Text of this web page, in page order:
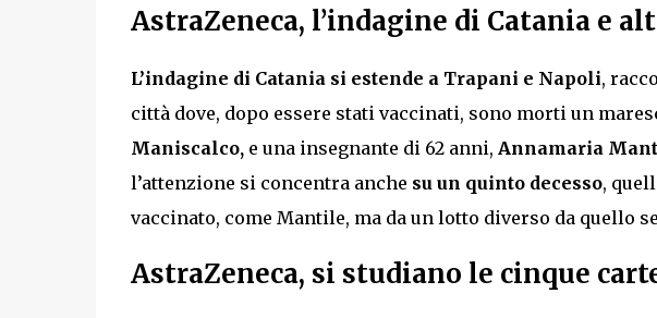
AstraZeneca, l’indagine di Catania e
L’indagine di Catania si estende a Trapani e Napoli,
città dove, dopo essere stati vaccinati, sono morti un
Maniscalco,e una insegnante di 62 anni, Annamaria
l’attenzione si concentra anche su un quinto decesso,
vaccinato, come Mantile, ma da un lotto diverso da quello
AstraZeneca, si studiano le cinque